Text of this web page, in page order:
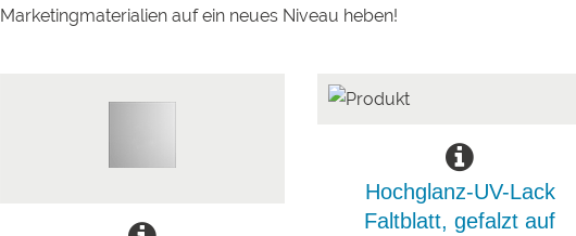
Marketingmaterialien auf ein neues Niveau heben!
Hochglanz-UV-Lack
Faltblatt, gefalzt auf